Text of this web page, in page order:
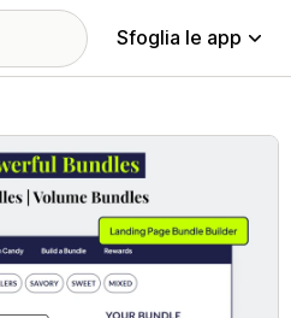
Sfoglia le app